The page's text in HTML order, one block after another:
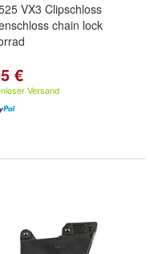
VX3 Clipschloss
chain lock
€
Versand